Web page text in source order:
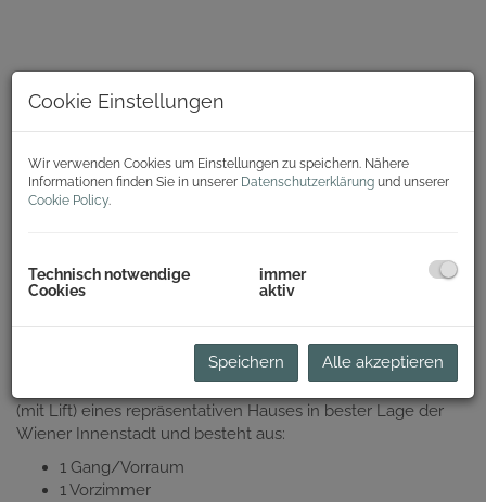
Beschreibung
Provisionsfrei: Großzügige Stadtwohnung in absoluter
Bestlage nahe Stephansplatz!
Das gut ausgestattete Apartment befindet sich im 4. Stock
(mit Lift) eines repräsentativen Hauses in bester Lage der
Wiener Innenstadt und besteht aus:
1 Gang/Vorraum
1 Vorzimmer
Cookie Einstellungen
Wir verwenden Cookies um Einstellungen zu speichern. Nähere
Informationen finden Sie in unserer Datenschutzerklärung und unserer
Cookie Policy.
Technisch notwendige
Cookies
immer
aktiv
Speichern Alle akzeptieren